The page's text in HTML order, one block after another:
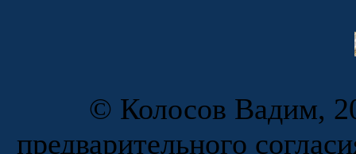
© Колосов Вадим,
предварительного